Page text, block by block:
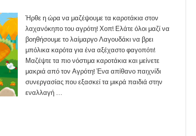
Ήρθε η ώρα να μαζέψουμε τα καροτάκια στον
λαχανόκηπο του αγρότη! Χοπ! Ελάτε όλοι μαζί να
βοηθήσουμε το λαίμαργο Λαγουδάκι να βρει
μπόλικα καρότα για ένα αξέχαστο φαγοπότι!
Μαζέψτε τα πιο νόστιμα καροτάκια και μείνετε
μακριά από τον Αγρότη! Ένα απίθανο παιχνίδι
συνεργασίας που εξασκεί τα μικρά παιδιά στην
εναλλαγή …